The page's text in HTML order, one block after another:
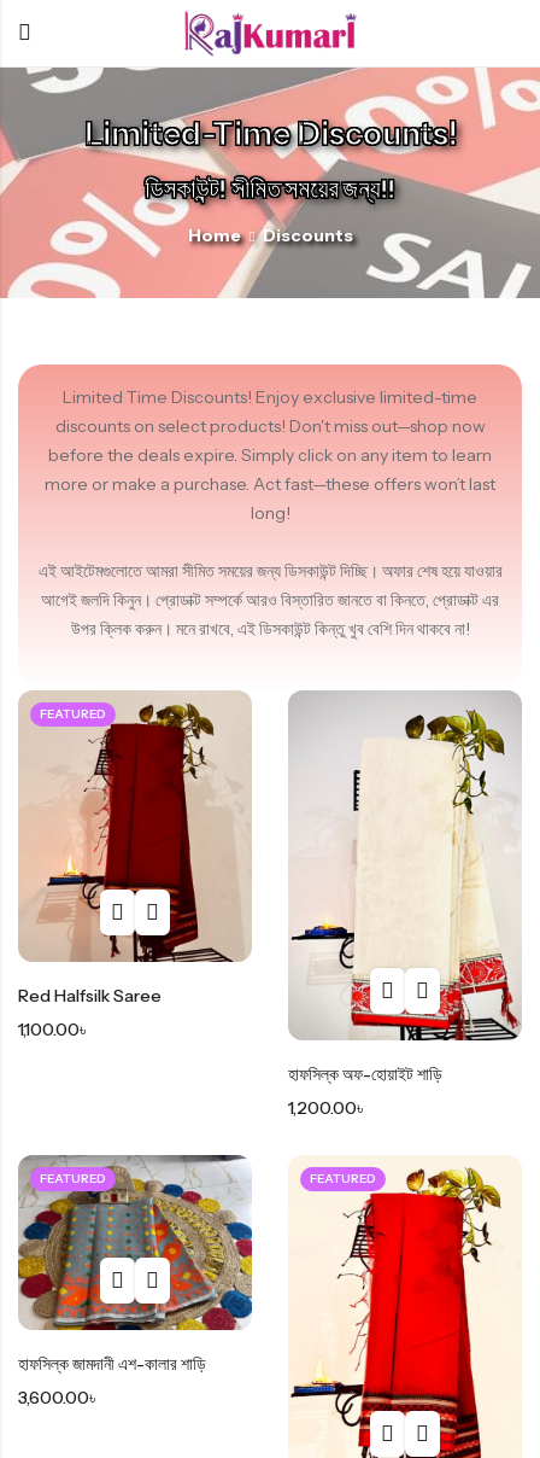
Limited-Time Discounts!
ডিসকাউন্ট! সীমিত সময়ের জন্য!!
Home Discounts
Limited Time Discounts! Enjoy exclusive limited-time
discounts on select products! Don't miss out—shop now
before the deals expire. Simply click on any item to learn
more or make a purchase. Act fast—these offers won’t last
long!
এই আইটেমগুলোতে আমরা সীমিত সময়ের জন্য ডিসকাউন্ট দিচ্ছি। অফার শেষ হয়ে যাওয়ার
আগেই জলদি কিনুন। প্রোডাক্ট সম্পর্কে আরও বিস্তারিত জানতে বা কিনতে, প্রোডাক্ট এর
উপর ক্লিক করুন। মনে রাখবে, এই ডিসকাউন্ট কিন্তু খুব বেশি দিন থাকবে না!
FEATURED
Red Halfsilk Saree
1,100.00৳
হাফসিল্ক অফ-হোয়াইট শাড়ি
1,200.00৳
FEATURED
হাফসিল্ক জামদানী এশ-কালার শাড়ি
3,600.00৳
FEATURED
Back
FOR WOMEN
Tant Saree
More...
LATEST
New
Items
LIMITED
Discounts
View
Items
EXCLUSIVE
Items
Back
OUR STORY
About
GET IN TOUCH
Contact
Back
ডিসকাউন্টে নতুন হাফসিল্ক শাড়ি
Sep 30, 2024
চলে যাওয়ার আগেই…
Read More
Automatic Email Notification
এখন থেকে, আমাদের ওয়েবসাইট থেকে কোন শাড়ি অর্ডার করলেই, আপনার ইমেইলে
নোটিফিকেশন পৌঁছে যাবে,…
There Are More
Items In Our
Blog...
Read All Items